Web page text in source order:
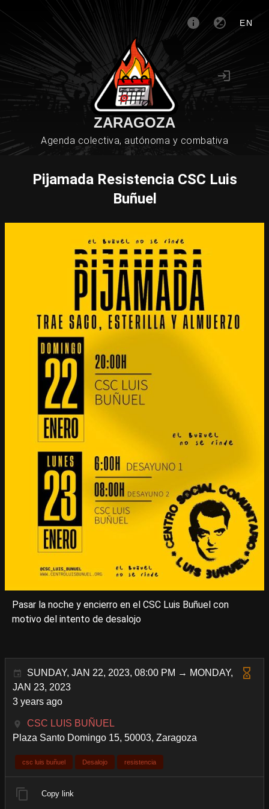
EN
ZARAGOZA
Agenda colectiva, autónoma y combativa
Pijamada Resistencia CSC Luis
Buñuel
Pasar la noche y encierro en el CSC Luis Buñuel con
motivo del intento de desalojo
SUNDAY, JAN 22, 2023, 08:00 PM → MONDAY,
JAN 23, 2023
3 years ago
CSC LUIS BUÑUEL
Plaza Santo Domingo 15, 50003, Zaragoza
csc luis buñuel Desalojo resistencia
Copy link